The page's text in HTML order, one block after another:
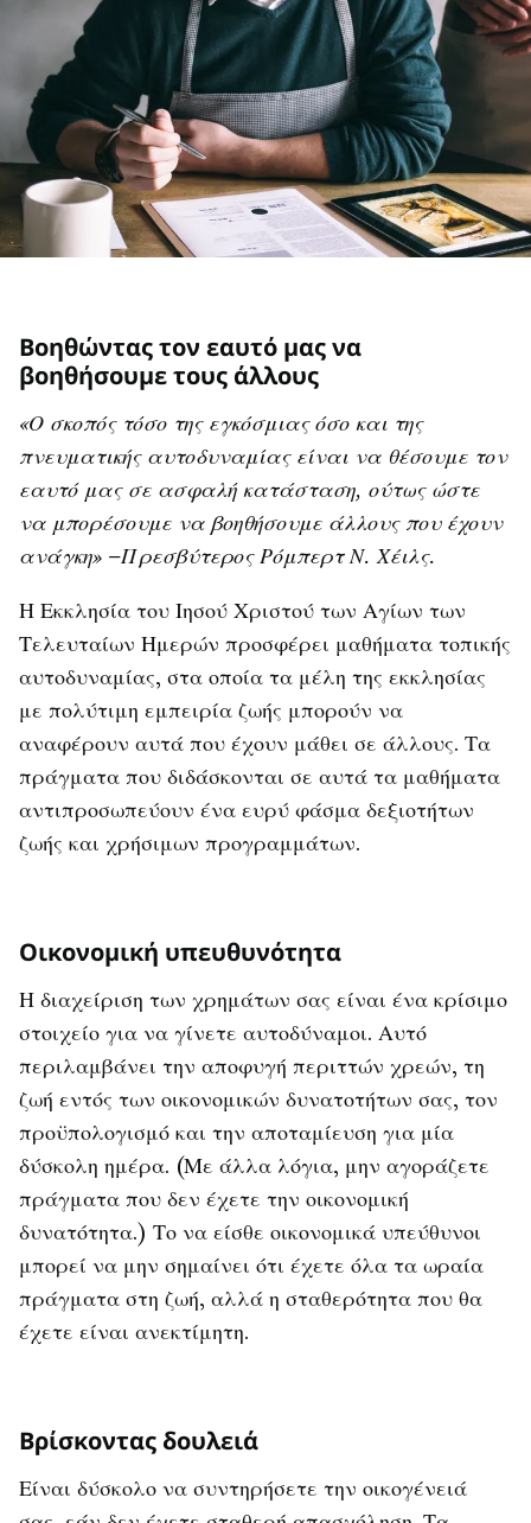
Βοηθώντας τον εαυτό μας να
βοηθήσουμε τους άλλους
«Ο σκοπός τόσο της εγκόσμιας όσο και της
πνευματικής αυτοδυναμίας είναι να θέσουμε τον
εαυτό μας σε ασφαλή κατάσταση, ούτως ώστε
να μπορέσουμε να βοηθήσουμε άλλους που έχουν
ανάγκη» –Πρεσβύτερος Ρόμπερτ Ν. Χέιλς.
Η Εκκλησία του Ιησού Χριστού των Αγίων των
Τελευταίων Ημερών προσφέρει μαθήματα τοπικής
αυτοδυναμίας, στα οποία τα μέλη της εκκλησίας
με πολύτιμη εμπειρία ζωής μπορούν να
αναφέρουν αυτά που έχουν μάθει σε άλλους. Τα
πράγματα που διδάσκονται σε αυτά τα μαθήματα
αντιπροσωπεύουν ένα ευρύ φάσμα δεξιοτήτων
ζωής και χρήσιμων προγραμμάτων.
Οικονομική υπευθυνότητα
Η διαχείριση των χρημάτων σας είναι ένα κρίσιμο
στοιχείο για να γίνετε αυτοδύναμοι. Αυτό
περιλαμβάνει την αποφυγή περιττών χρεών, τη
ζωή εντός των οικονομικών δυνατοτήτων σας, τον
προϋπολογισμό και την αποταμίευση για μία
δύσκολη ημέρα. (Με άλλα λόγια, μην αγοράζετε
πράγματα που δεν έχετε την οικονομική
δυνατότητα.) Το να είσθε οικονομικά υπεύθυνοι
μπορεί να μην σημαίνει ότι έχετε όλα τα ωραία
πράγματα στη ζωή, αλλά η σταθερότητα που θα
έχετε είναι ανεκτίμητη.
Βρίσκοντας δουλειά
Είναι δύσκολο να συντηρήσετε την οικογένειά